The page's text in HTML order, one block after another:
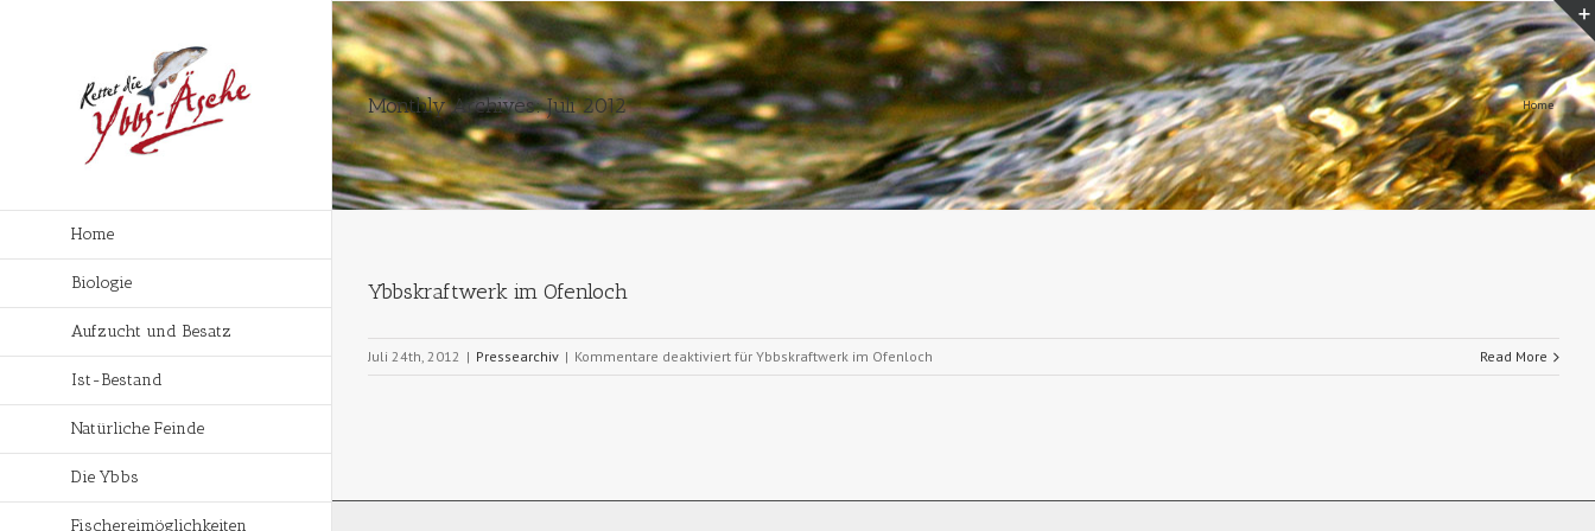
Home
Biologie
Aufzucht und Besatz
Ist-Bestand
Natürliche Feinde
Die Ybbs
Fischereimöglichkeiten
Monthly Archives:Juli 2012 Home
Ybbskraftwerk im Ofenloch
Juli 24th, 2012 | Pressearchiv | Kommentare deaktiviert für Ybbskraftwerk im Ofenloch Read More